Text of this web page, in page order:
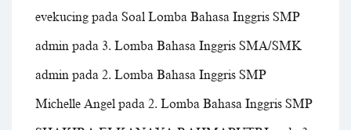
evekucing pada Soal Lomba Bahasa Inggris SMP
admin pada 3. Lomba Bahasa Inggris SMA/SMK
admin pada 2. Lomba Bahasa Inggris SMP
Michelle Angel pada 2. Lomba Bahasa Inggris SMP